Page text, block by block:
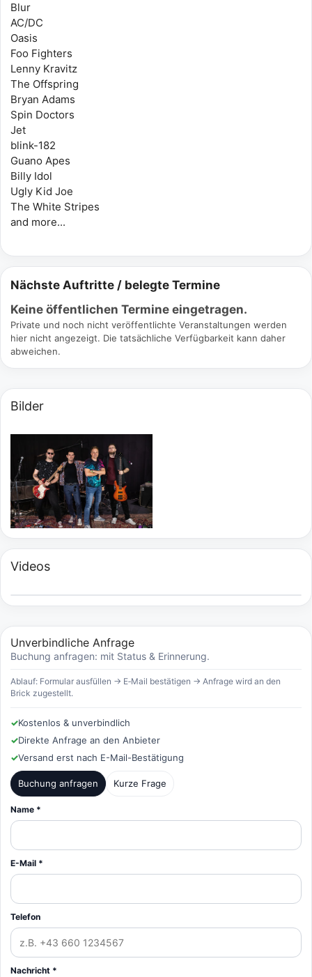
Blur
AC/DC
Oasis
Foo Fighters
Lenny Kravitz
The Offspring
Bryan Adams
Spin Doctors
Jet
blink-182
Guano Apes
Billy Idol
Ugly Kid Joe
The White Stripes
and more...
Nächste Auftritte / belegte Termine
Keine öffentlichen Termine eingetragen.
Private und noch nicht veröffentlichte Veranstaltungen werden
hier nicht angezeigt. Die tatsächliche Verfügbarkeit kann daher
abweichen.
Bilder
Videos
Unverbindliche Anfrage
Buchung anfragen: mit Status & Erinnerung.
Ablauf: Formular ausfüllen → E‑Mail bestätigen → Anfrage wird an den
Brick zugestellt.
✓Kostenlos & unverbindlich
✓Direkte Anfrage an den Anbieter
✓Versand erst nach E-Mail-Bestätigung
Buchung anfragen Kurze Frage
Name *
E-Mail *
Telefon
Nachricht *